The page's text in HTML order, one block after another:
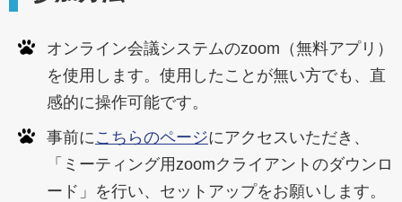
オンライン会議システムのzoom（無料アプリ）
を使用します。使用したことが無い方でも、直
感的に操作可能です。
事前にこちらのページにアクセスいただき、
「ミーティング用zoomクライアントのダウンロ
ード」を行い、セットアップをお願いします。